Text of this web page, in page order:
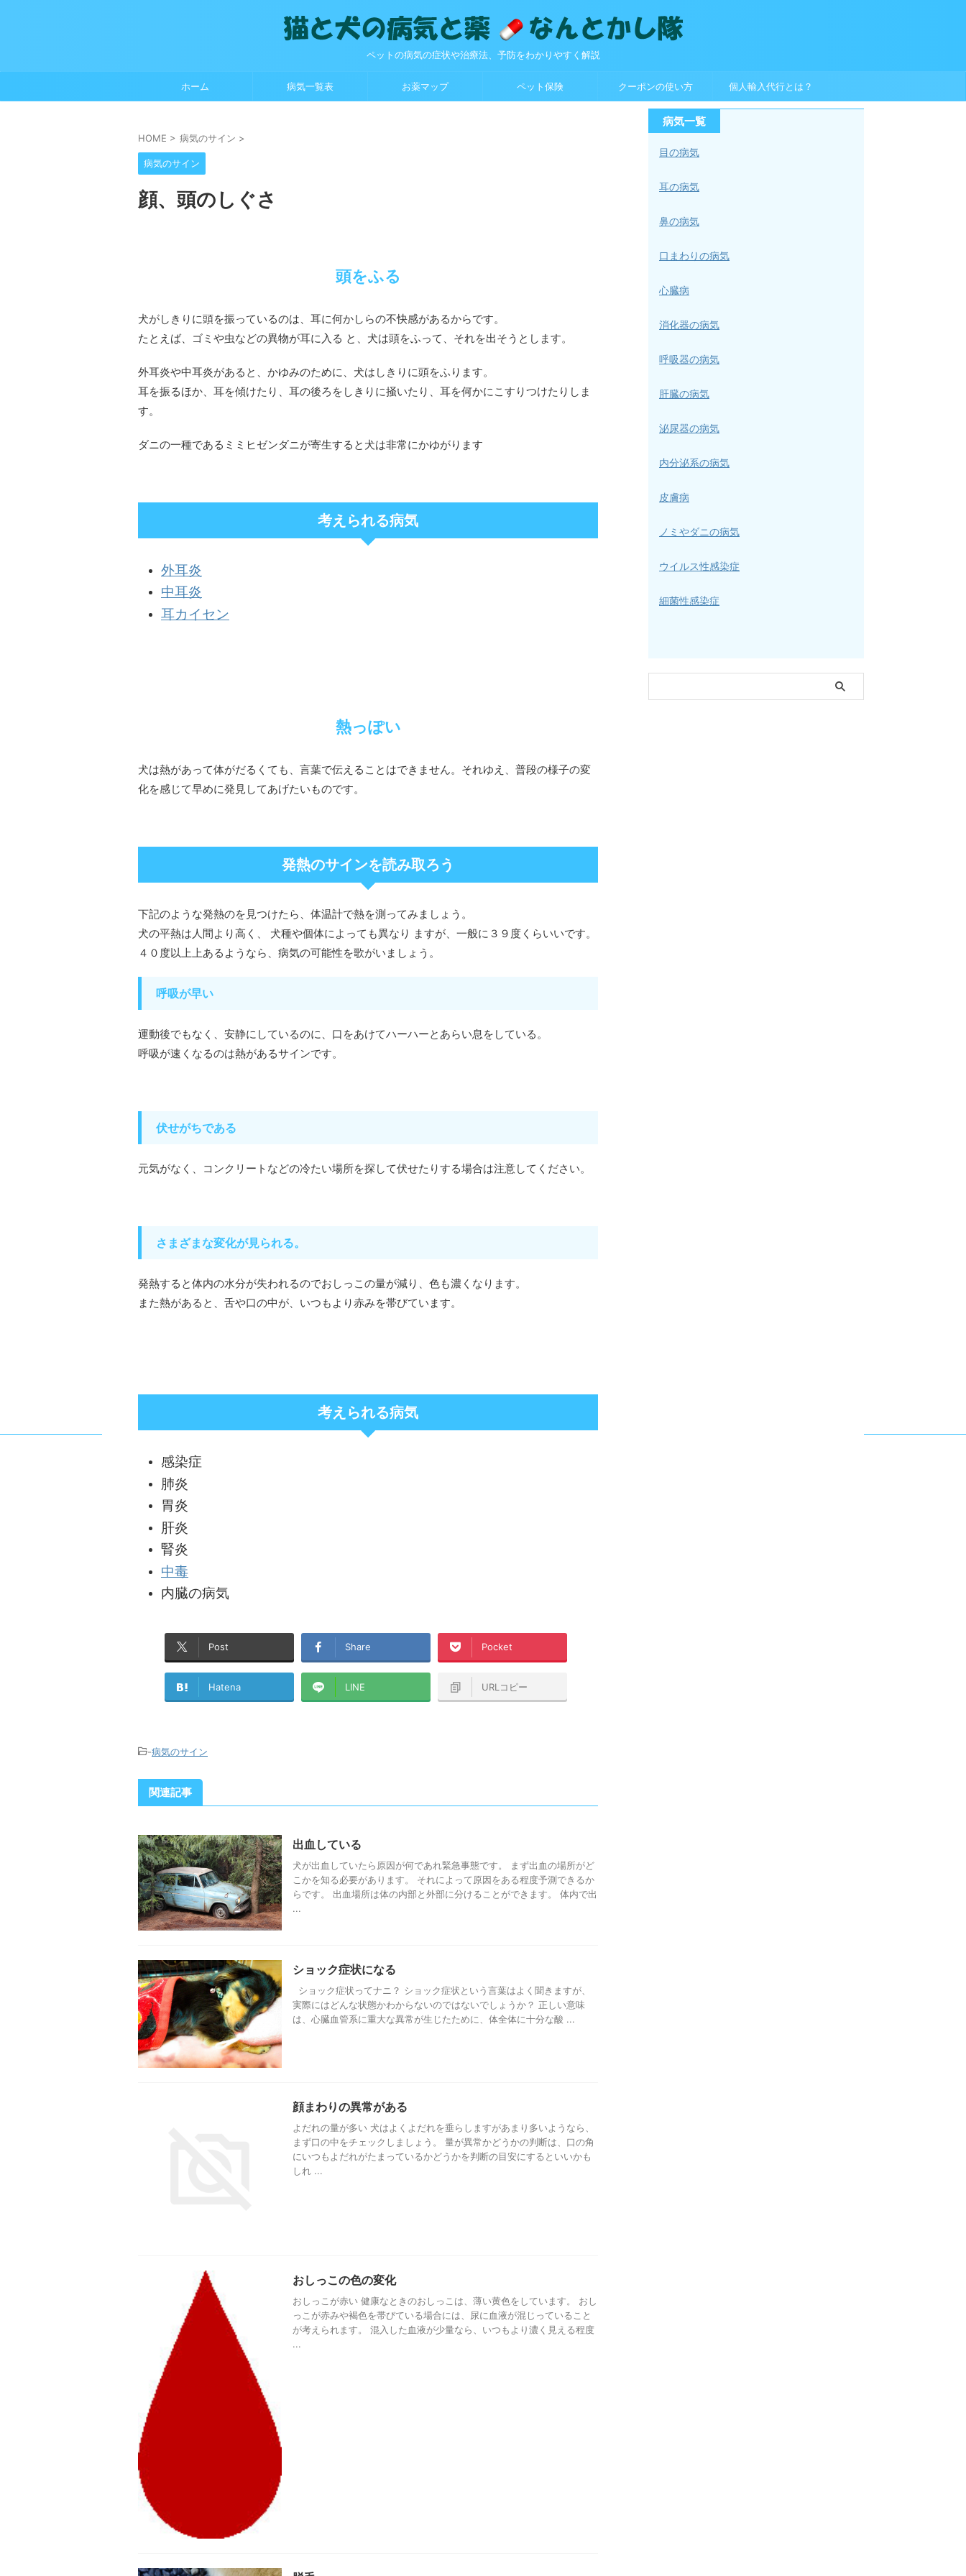
ペットの病気の症状や治療法、予防をわかりやすく解説
ホーム 病気一覧表 お薬マップ ペット保険 クーポンの使い方 個人輸入代行とは？
HOME > 病気のサイン >
病気のサイン
顔、頭のしぐさ
頭をふる
犬がしきりに頭を振っているのは、耳に何かしらの不快感があるからです。
たとえば、ゴミや虫などの異物が耳に入る と、犬は頭をふって、それを出そうとします。
外耳炎や中耳炎があると、かゆみのために、犬はしきりに頭をふります。
耳を振るほか、耳を傾けたり、耳の後ろをしきりに掻いたり、耳を何かにこすりつけたりしま
す。
ダニの一種であるミミヒゼンダニが寄生すると犬は非常にかゆがります
考えられる病気
外耳炎
中耳炎
耳カイセン
熱っぽい
犬は熱があって体がだるくても、言葉で伝えることはできません。それゆえ、普段の様子の変
化を感じて早めに発見してあげたいものです。
発熱のサインを読み取ろう
下記のような発熱のを見つけたら、体温計で熱を測ってみましょう。
犬の平熱は人間より高く、 犬種や個体によっても異なり ますが、一般に３９度くらいいです。
４０度以上上あるようなら、病気の可能性を歌がいましょう。
呼吸が早い
運動後でもなく、安静にしているのに、口をあけてハーハーとあらい息をしている。
呼吸が速くなるのは熱があるサインです。
伏せがちである
元気がなく、コンクリートなどの冷たい場所を探して伏せたりする場合は注意してください。
さまざまな変化が見られる。
発熱すると体内の水分が失われるのでおしっこの量が減り、色も濃くなります。
また熱があると、舌や口の中が、いつもより赤みを帯びています。
考えられる病気
感染症
肺炎
胃炎
肝炎
腎炎
中毒
内臓の病気
Post Share Pocket
Hatena LINE URLコピー
-病気のサイン
関連記事
出血している
犬が出血していたら原因が何であれ緊急事態です。 まず出血の場所がど
こかを知る必要があります。 それによって原因をある程度予測できるか
らです。 出血場所は体の内部と外部に分けることができます。 体内で出
...
ショック症状になる
ショック症状ってナニ？ ショック症状という言葉はよく聞きますが、
実際にはどんな状態かわからないのではないでしょうか？ 正しい意味
は、心臓血管系に重大な異常が生じたために、体全体に十分な酸 ...
顔まわりの異常がある
よだれの量が多い 犬はよくよだれを垂らしますがあまり多いようなら、
まず口の中をチェックしましょう。 量が異常かどうかの判断は、口の角
にいつもよだれがたまっているかどうかを判断の目安にするといいかも
しれ ...
おしっこの色の変化
おしっこが赤い 健康なときのおしっこは、薄い黄色をしています。 おし
っこが赤みや褐色を帯びている場合には、尿に血液が混じっていること
が考えられます。 混入した血液が少量なら、いつもより濃く見える程度
...
病気一覧
目の病気
耳の病気
鼻の病気
口まわりの病気
心臓病
消化器の病気
呼吸器の病気
肝臓の病気
泌尿器の病気
内分泌系の病気
皮膚病
ノミやダニの病気
ウイルス性感染症
細菌性感染症